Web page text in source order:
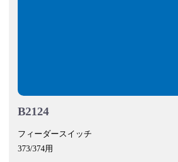
B2124
フィーダースイッチ
373/374用